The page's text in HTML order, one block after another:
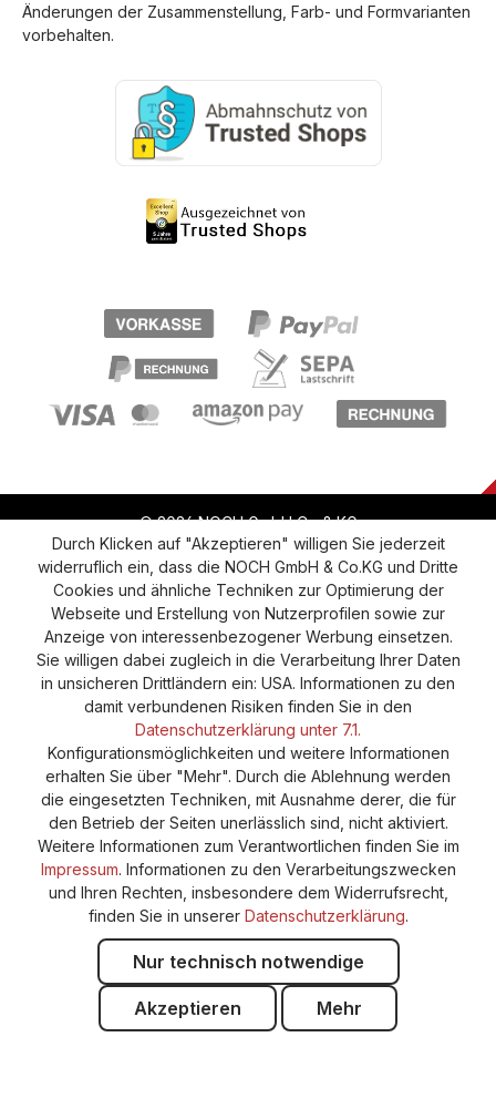
Änderungen der Zusammenstellung, Farb- und Formvarianten
vorbehalten.
© 2026 NOCH GmbH Co & KG
Vertrag widerrufen Widerruf Datenschutz
Versand und Zahlung AGB
Impressum
Cookie-Einstellungen
Barrierefreiheitserklärung
Durch Klicken auf "Akzeptieren" willigen Sie jederzeit
widerruflich ein, dass die NOCH GmbH & Co.KG und Dritte
Cookies und ähnliche Techniken zur Optimierung der
Webseite und Erstellung von Nutzerprofilen sowie zur
Anzeige von interessenbezogener Werbung einsetzen.
Sie willigen dabei zugleich in die Verarbeitung Ihrer Daten
in unsicheren Drittländern ein: USA. Informationen zu den
damit verbundenen Risiken finden Sie in den
Datenschutzerklärung unter 7.1.
Konfigurationsmöglichkeiten und weitere Informationen
erhalten Sie über "Mehr". Durch die Ablehnung werden
die eingesetzten Techniken, mit Ausnahme derer, die für
den Betrieb der Seiten unerlässlich sind, nicht aktiviert.
Weitere Informationen zum Verantwortlichen finden Sie im
Impressum. Informationen zu den Verarbeitungszwecken
und Ihren Rechten, insbesondere dem Widerrufsrecht,
finden Sie in unserer Datenschutzerklärung.
Nur technisch notwendige
Akzeptieren Mehr